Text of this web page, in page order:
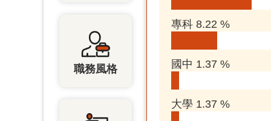
職務風格
專科 8.22 %
國中 1.37 %
大學 1.37 %